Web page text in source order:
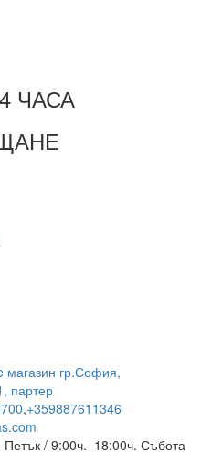
ЧАСА
магазин гр.София,
партер
,+359887611346
/ 9:00ч.–18:00ч. Събота